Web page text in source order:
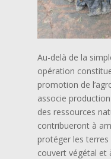
Au-delà de la
opération
promotion de
associe
des ressources
contribueront à
protéger les terres
couvert végétal et